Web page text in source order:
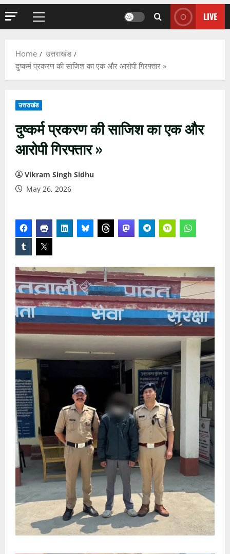
Primary
LIVE
Home
उत्तराखंड
दुष्कर्म प्रकरण की साजिश का एक और आरोपी गिरफ्तार »
उत्तराखंड
दुष्कर्म प्रकरण की साजिश का एक और
आरोपी गिरफ्तार »
Vikram Singh Sidhu
May 26, 2026